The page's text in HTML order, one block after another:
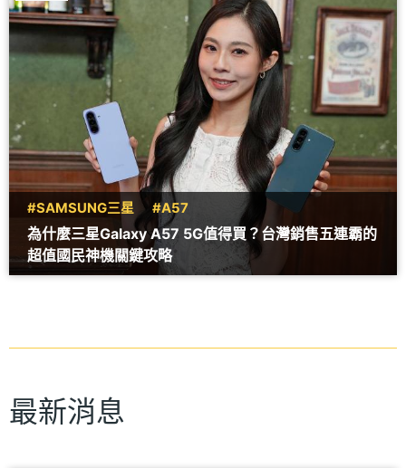
#SAMSUNG三星 #A57
為什麼三星Galaxy A57 5G值得買？台灣銷售五連霸的
超值國民神機關鍵攻略
最新消息